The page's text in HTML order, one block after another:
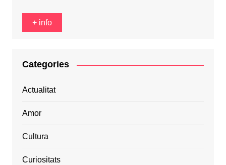
+ info
Categories
Actualitat
Amor
Cultura
Curiositats